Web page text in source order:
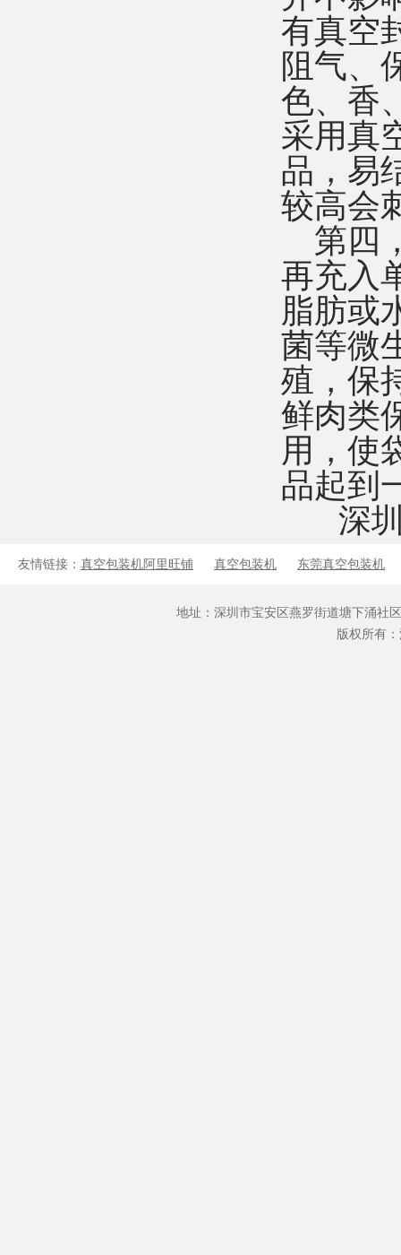
有真空
阻气、
色、香
采用真
品，易
较高
第四
再充入
脂肪或
菌等微
殖，保
鲜肉类
用，使
品起到
深圳
友情链接： 真空包装机阿里旺铺 真空包装机 东莞真空包装机
地址：深圳市宝安区燕罗街道塘下涌社区
版权所有